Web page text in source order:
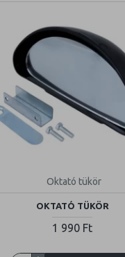
Oktató tükör
OKTATÓ TÜKÖR
1 990 Ft